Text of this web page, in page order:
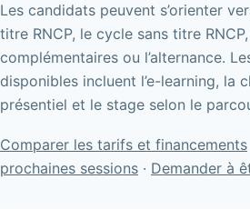
Les candidats peuvent s’orienter
titre RNCP, le cycle sans titre
complémentaires ou l’alternance.
disponibles incluent l’e-learning, la
présentiel et le stage selon le
Comparer les tarifs et financements
prochaines sessions · Demander à